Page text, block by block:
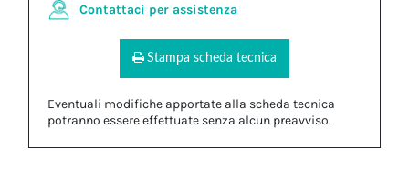
Contattaci per assistenza
Stampa scheda tecnica
Eventuali modifiche apportate alla scheda tecnica
potranno essere effettuate senza alcun preavviso.